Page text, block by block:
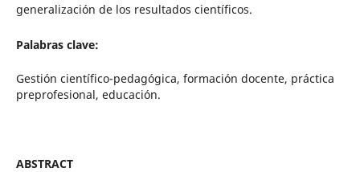
generalización de los resultados científicos.
Palabras clave:
Gestión científico-pedagógica, formación docente, práctica
preprofesional, educación.
ABSTRACT